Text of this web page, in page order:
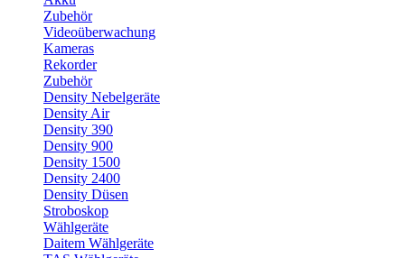
Zubehör
Videoüberwachung
Kameras
Rekorder
Zubehör
Density Nebelgeräte
Density Air
Density 390
Density 900
Density 1500
Density 2400
Density Düsen
Stroboskop
Wählgeräte
Daitem Wählgeräte